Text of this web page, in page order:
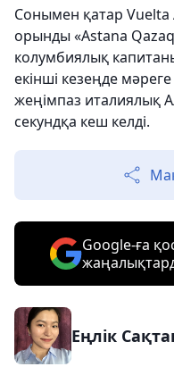
Сонымен қатар Vuelta
орынды «Astana
колумбиялық
екінші кезеңде
жеңімпаз италиялық
секундқа кеш келді.
Google-ға
Еңлік